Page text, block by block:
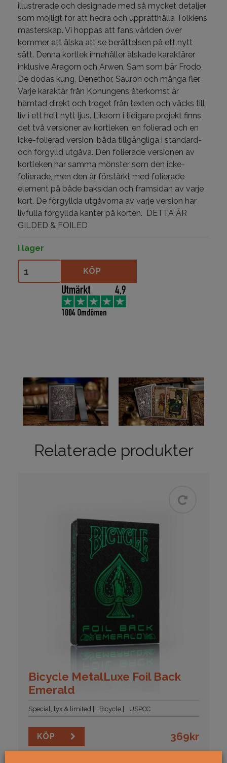
illustrerade och designade med så mycket detaljer
som möjligt för att hedra och upprätthålla Tolkiens
mästerskap. Vi hoppas att fans världen över
kommer att älska att se berättelsen på ett nytt
sätt. Denna kortlek innehåller älskade karaktärer
inklusive Aragorn och Arwen, Sam som bär Frodo,
De dödas kung, Denethor, Sauron och många fler.
Varje karaktär från Konungens återkomst är
hämtad direkt och troget från texten och väcks till
liv i ett helt nytt ljus. Liksom i tidigare projekt finns
det två versioner av kortleken, en folierad och en
icke-folierad version, båda tillgängliga i standard-
och förgylld utgåva. Den folierade versionen av
kortleken har samma mönster som den icke-
folierade, men den är förstärkt med folierade
element på både baksidan och framsidan av varje
kort. De förgyllda utgåvorna av varje version har
livfulla förgyllda kanter på korten. DETTA ÄR
GILDED & FOILED
I lager
The Lord of the Rings - Return of the King Foiled &
KÖP
Relaterade produkter
Bicycle MetalLuxe Foil Back
Emerald
Special, lyx & limited Bicycle USPCC
KÖP 369kr